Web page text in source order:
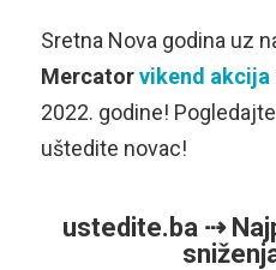
Sretna Nova godina uz
Mercatorvikend akcija
2022. godine!
uštedite novac!
ustedite.ba ⇢